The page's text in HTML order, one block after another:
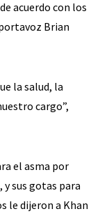
acuerdo con los
Brian
la salud, la
cargo”,
el asma por
y sus gotas para
le dijeron a Khan